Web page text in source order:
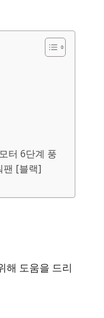
터 6단계 풍
팬 [블랙]
해 도움을 드리